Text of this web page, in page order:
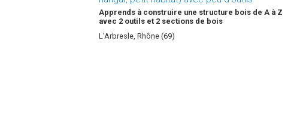
Apprends à construire une structure bois de A à Z
avec 2 outils et 2 sections de bois
L'Arbresle, Rhône (69)